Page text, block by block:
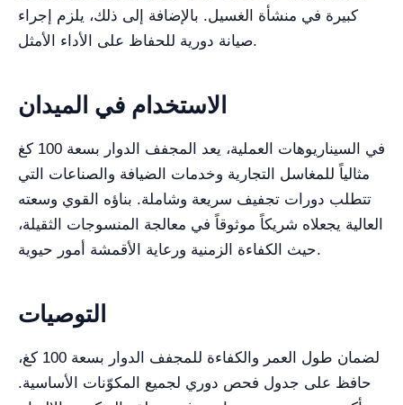
كبيرة في منشأة الغسيل. بالإضافة إلى ذلك، يلزم إجراء
صيانة دورية للحفاظ على الأداء الأمثل.
الاستخدام في الميدان
في السيناريوهات العملية، يعد المجفف الدوار بسعة 100 كغ
مثالياً للمغاسل التجارية وخدمات الضيافة والصناعات التي
تتطلب دورات تجفيف سريعة وشاملة. بناؤه القوي وسعته
العالية يجعلاه شريكاً موثوقاً في معالجة المنسوجات الثقيلة،
حيث الكفاءة الزمنية ورعاية الأقمشة أمور حيوية.
التوصيات
لضمان طول العمر والكفاءة للمجفف الدوار بسعة 100 كغ،
حافظ على جدول فحص دوري لجميع المكوّنات الأساسية.